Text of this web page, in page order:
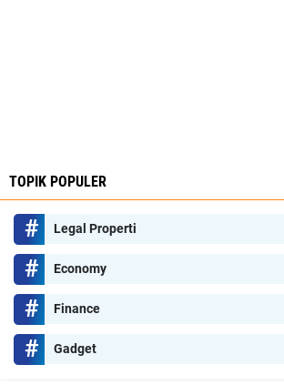
TOPIK POPULER
Legal Properti
Economy
Finance
Gadget